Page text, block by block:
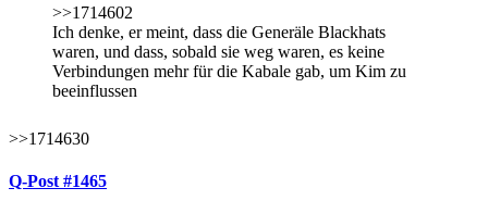
>>1714602
Ich denke, er meint, dass die Generäle Blackhats
waren, und dass, sobald sie weg waren, es keine
Verbindungen mehr für die Kabale gab, um Kim zu
beeinflussen
>>1714630
Q-Post #1465